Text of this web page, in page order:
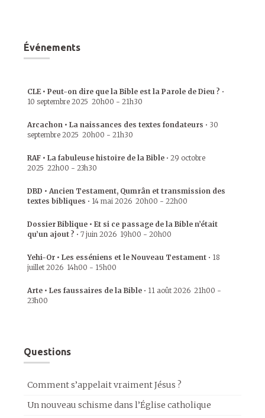
Événements
CLE • Peut-on dire que la Bible est la Parole de Dieu ? •
10 septembre 2025 20h00 - 21h30
Arcachon • La naissances des textes fondateurs • 30
septembre 2025 20h00 - 21h30
RAF • La fabuleuse histoire de la Bible • 29 octobre
2025 22h00 - 23h30
DBD • Ancien Testament, Qumrân et transmission des
textes bibliques • 14 mai 2026 20h00 - 22h00
Dossier Biblique • Et si ce passage de la Bible n’était
qu’un ajout ? • 7 juin 2026 19h00 - 20h00
Yehi-Or • Les esséniens et le Nouveau Testament • 18
juillet 2026 14h00 - 15h00
Arte • Les faussaires de la Bible • 11 août 2026 21h00 -
23h00
Questions
Comment s’appelait vraiment Jésus ?
Un nouveau schisme dans l’Église catholique